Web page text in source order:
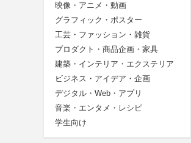
映像・アニメ・動画
グラフィック・ポスター
工芸・ファッション・雑貨
プロダクト・商品企画・家具
建築・インテリア・エクステリア
ビジネス・アイデア・企画
デジタル・Web・アプリ
音楽・エンタメ・レシピ
学生向け